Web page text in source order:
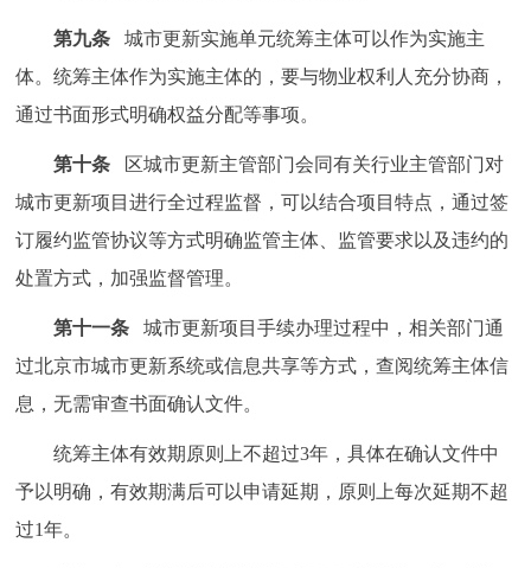
第九条
城市更新实施单元统筹主体可以作为实施主
体。统筹主体作为实施主体的，要与物业权利人充分协商，
通过书面形式明确权益分配等事项。
第十条
区城市更新主管部门会同有关行业主管部门对
城市更新项目进行全过程监督，可以结合项目特点，通过签
订履约监管协议等方式明确监管主体、监管要求以及违约的
处置方式，加强监督管理。
第十一条
城市更新项目手续办理过程中，相关部门通
过北京市城市更新系统或信息共享等方式，查阅统筹主体信
息，无需审查书面确认文件。
统筹主体有效期原则上不超过3年，具体在确认文件中
予以明确，有效期满后可以申请延期，原则上每次延期不超
过1年。